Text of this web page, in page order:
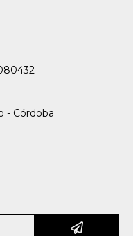
- Córdoba